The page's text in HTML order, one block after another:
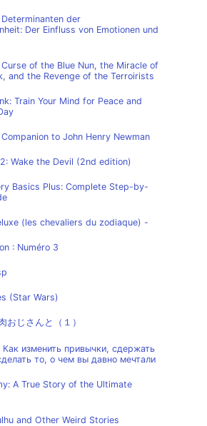
der
Der Einfluss von Emotionen und
of the Blue Nun, the Miracle of
and the Revenge of the Terroirists
Train Your Mind for Peace and
to John Henry Newman
Wake the Devil (2nd edition)
Basics Plus: Complete Step-by-
(les chevaliers du zodiaque) -
: Numéro 3
(Star Wars)
おじさんと（１）
Как изменить привычки, сдержать
то, о чем вы давно мечтали
A True Story of the Ultimate
and Other Weird Stories